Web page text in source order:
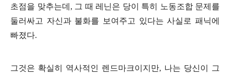
초점을 맞추는데 , 그 때 레닌은 당이 특히 노동조합 문제를
둘러싸고 자신과 불화를 보여주고 있다는 사실로 패닉에
빠졌다.
그것은 확실히 역사적인 렌드마크이지만, 나는 당신이 그